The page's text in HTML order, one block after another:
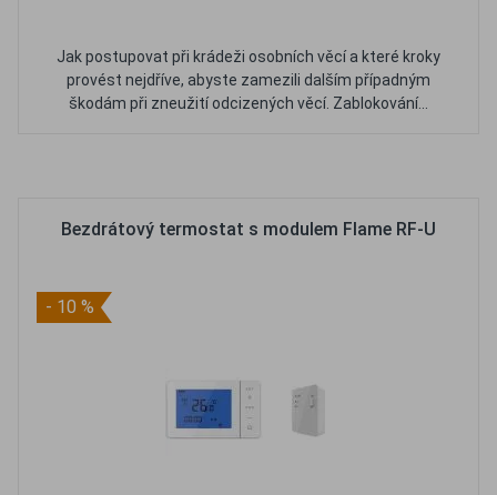
Jak postupovat při krádeži osobních věcí a které kroky
provést nejdříve, abyste zamezili dalším případným
škodám při zneužití odcizených věcí. Zablokování...
Bezdrátový termostat s modulem Flame RF-U
- 10 %